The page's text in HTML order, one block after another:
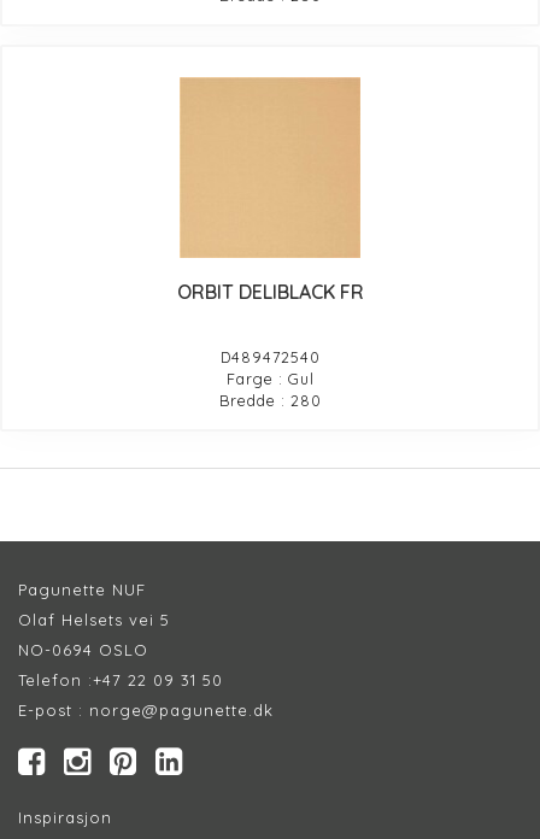
ORBIT DELIBLACK FR
D489472540
Farge : Gul
Bredde : 280
Pagunette NUF
Olaf Helsets vei 5
NO-0694 OSLO
Telefon :+47 22 09 31 50
E-post : norge@pagunette.dk
Inspirasjon